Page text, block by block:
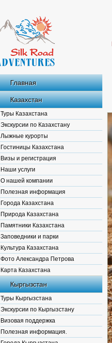
Главная
Казахстан
Туры Казахстана
Экскурсии по Казахстану
Лыжные курорты
Гостиницы Казахстана
Визы и регистрация
Наши услуги
О нашей компании
Полезная информация
Города Казахстана
Природа Казахстана
Памятники Казахстана
Заповедники и парки
Культура Казахстана
Фото Александра Петрова
Карта Казахстана
Кыргызстан
Туры Кыргызстана
Экскурсии по Кыргызстану
Визовая поддержка
Полезная информация.